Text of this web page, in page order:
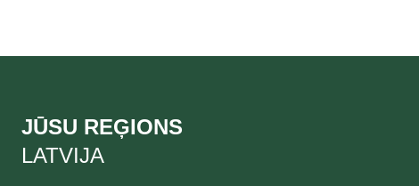
JŪSU REĢIONS
LATVIJA